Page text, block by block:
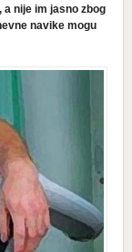
nije im jasno zbog
navike mogu